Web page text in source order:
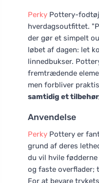
Perky Pottery-
hverdagsoutfittet.
der gør et simpelt
løbet af dagen: let
linnedbukser.
fremtrædende
men forbliver
samtidig et
Anvendelse
Perky Pottery er
grund af deres
du vil hvile
og faste overflader;
For at bevare